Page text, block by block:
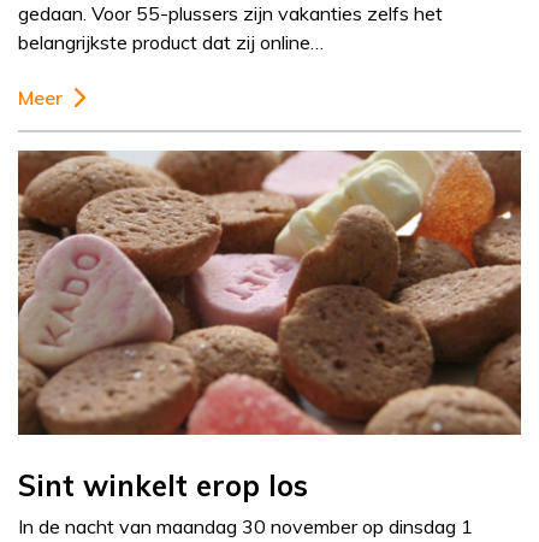
gedaan. Voor 55-plussers zijn vakanties zelfs het
belangrijkste product dat zij online…
Meer
Sint winkelt erop los
In de nacht van maandag 30 november op dinsdag 1